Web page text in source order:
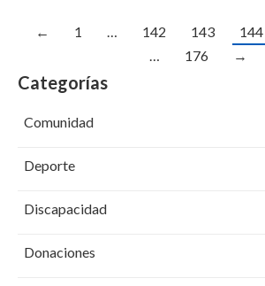
← 1 … 142 143 144
…
176 →
Categorías
Comunidad
Deporte
Discapacidad
Donaciones